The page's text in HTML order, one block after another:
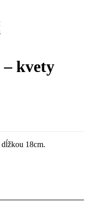
kvety
18cm.